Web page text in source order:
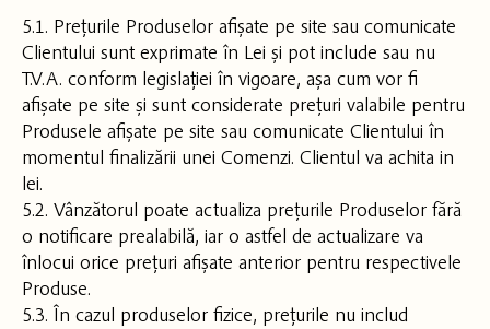
5.1. Prețurile Produselor afișate pe site sau comunicate
Clientului sunt exprimate în Lei și pot include sau nu
T.V.A. conform legislației în vigoare, așa cum vor fi
afișate pe site și sunt considerate prețuri valabile pentru
Produsele afișate pe site sau comunicate Clientului în
momentul finalizării unei Comenzi. Clientul va achita in
lei.
5.2. Vânzătorul poate actualiza prețurile Produselor fără
o notificare prealabilă, iar o astfel de actualizare va
înlocui orice prețuri afișate anterior pentru respectivele
Produse.
5.3. În cazul produselor fizice, prețurile nu includ